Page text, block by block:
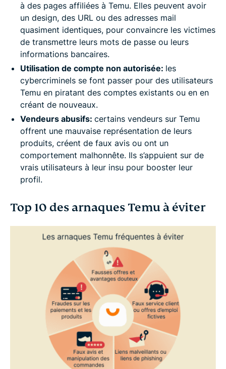
à des pages affiliées à Temu. Elles peuvent avoir
un design, des URL ou des adresses mail
quasiment identiques, pour convaincre les victimes
de transmettre leurs mots de passe ou leurs
informations bancaires.
Utilisation de compte non autorisée: les
cybercriminels se font passer pour des utilisateurs
Temu en piratant des comptes existants ou en en
créant de nouveaux.
Vendeurs abusifs: certains vendeurs sur Temu
offrent une mauvaise représentation de leurs
produits, créent de faux avis ou ont un
comportement malhonnête. Ils s’appuient sur de
vrais utilisateurs à leur insu pour booster leur
profil.
Top 10 des arnaques Temu à éviter